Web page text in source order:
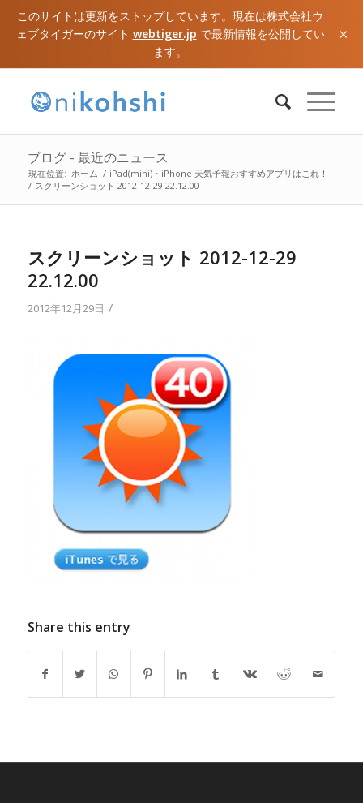
このサイトは更新をストップしています。現在は株式会社ウ
ェブタイガーのサイト webtiger.jp で最新情報を公開してい
ます。
×
ブログ - 最近のニュース
現在位置: ホーム / iPad(mini)・iPhone 天気予報おすすめアプリはこれ！
/ スクリーンショット 2012-12-29 22.12.00
スクリーンショット 2012-12-29
22.12.00
2012年12月29日 /
Share this entry